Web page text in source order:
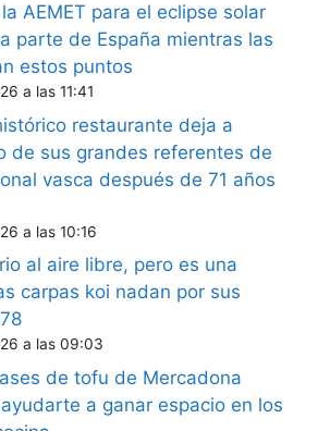
AEMET para el eclipse solar
parte de España mientras las
estos puntos
a las 11:41
restaurante deja a
de sus grandes referentes de
vasca después de 71 años
a las 10:16
al aire libre, pero es una
carpas koi nadan por sus
a las 09:03
de tofu de Mercadona
a ganar espacio en los